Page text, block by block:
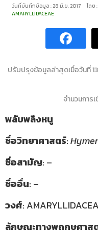
วันที่บันทึกข้อมูล : 28 มิ.ย. 2017 โดย :
AMARYLLIDACEAE
ปรับปรุงข้อมูลล่าสุดเมื่อวันที่ 13
จำนวนการ
พลับพลึงหนู
ชื่อวิทยาศาสตร์:
ชื่อสามัญ: –
ชื่ออื่น: –
วงศ์:
ลักษณะทางพฤกษศาส